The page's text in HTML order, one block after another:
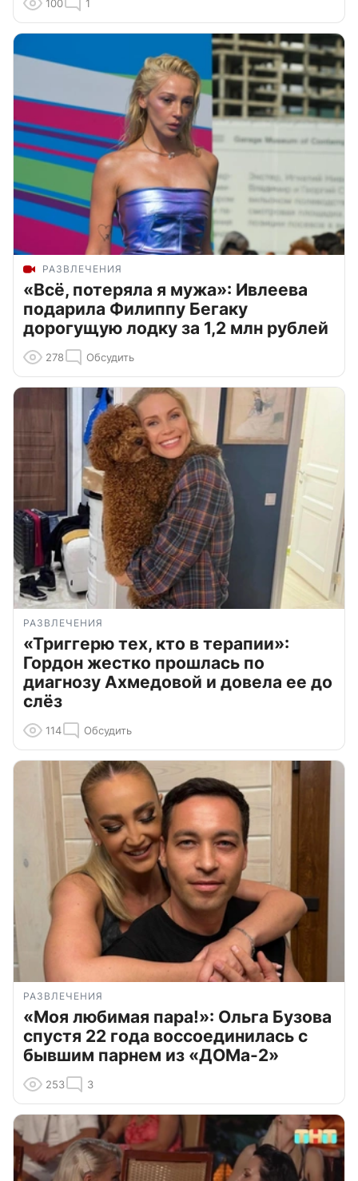
100 1
РАЗВЛЕЧЕНИЯ
«Всё, потеряла я мужа»: Ивлеева
подарила Филиппу Бегаку
дорогущую лодку за 1,2 млн рублей
278 Обсудить
РАЗВЛЕЧЕНИЯ
«Триггерю тех, кто в терапии»:
Гордон жестко прошлась по
диагнозу Ахмедовой и довела ее до
слёз
114 Обсудить
РАЗВЛЕЧЕНИЯ
«Моя любимая пара!»: Ольга Бузова
спустя 22 года воссоединилась с
бывшим парнем из «ДОМа-2»
253 3